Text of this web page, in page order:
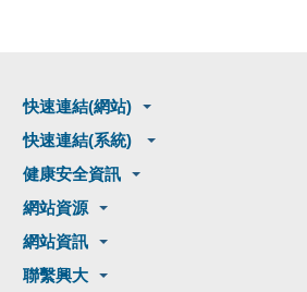
快速連結(網站)
快速連結(系統)
健康安全資訊
網站資源
網站資訊
聯繫興大